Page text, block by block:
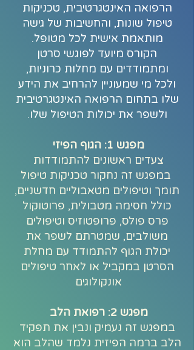
הרפואה האינטגרטיבית, טכניקות
טיפול שונות, והחשיבות של גישה
מותאמת אישית לכל מטופל.
הקורס מיועד לפוגשי סרטן
ומתמודדים עם מחלות כרוניות,
ולכל מי שמעוניין להרחיב את הידע
שלו בתחום הרפואה האינטגרטיבית
ולשפר את יכולות הטיפול שלו.
מפגש 1: הגוף הפיזי
צעדים ראשונים להתמודדות
במפגש זה נחקור טכניקות טיפול
תומך וטיפולים מטאבוליים חדשניים,
כולל חסימה מטבולית, פרוטוקול
פרס פולס, פרופטוזיס וטיפולים
משולבים, שמטרתם לשפר את
יכולת הגוף להתמודד עם מחלת
הסרטן במקביל או לאחר טיפולים
אונקולוגים
מפגש 2: רפואת הלב
במפגש זה נעמיק ונבין את תפקיד
הלב ברמה הפיזית נלמד שהלב הוא